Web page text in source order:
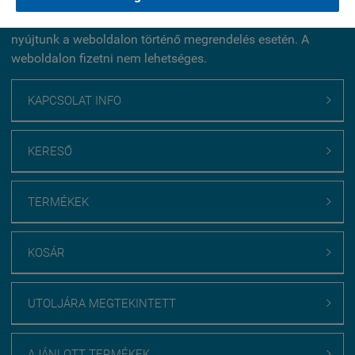
nyújtunk a weboldalon történő megrendelés esetén. A
weboldalon fizetni nem lehetséges.
KAPCSOLAT INFO 
KERESŐ 
TERMÉKEK 
KOSÁR 
UTOLJÁRA MEGTEKINTETT 